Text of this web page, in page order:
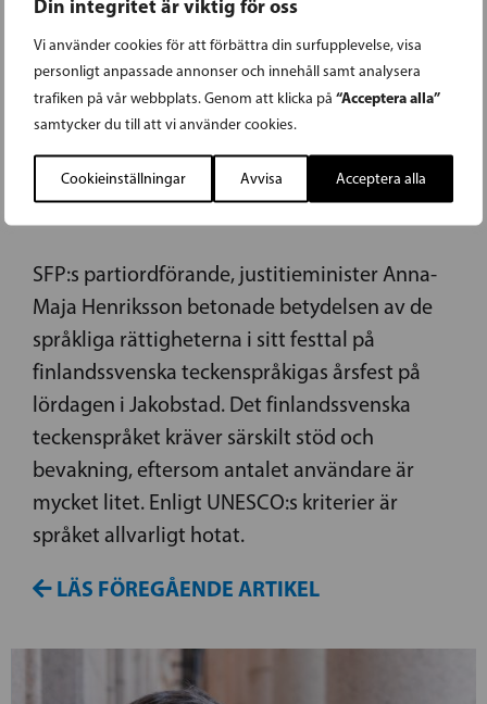
Din integritet är viktig för oss
Vi använder cookies för att förbättra din surfupplevelse, visa
personligt anpassade annonser och innehåll samt analysera
trafiken på vår webbplats. Genom att klicka på “Acceptera alla”
samtycker du till att vi använder cookies.
Cookieinställningar Avvisa Acceptera alla
09.11.2019
HENRIKSSON: DET FINLANDSSVENSKA
TECKENSPRÅKET BEHÖVER SÄRSKILT
STÖD
SFP:s partiordförande, justitieminister Anna-
Maja Henriksson betonade betydelsen av de
språkliga rättigheterna i sitt festtal på
finlandssvenska teckenspråkigas årsfest på
lördagen i Jakobstad. Det finlandssvenska
teckenspråket kräver särskilt stöd och
bevakning, eftersom antalet användare är
mycket litet. Enligt UNESCO:s kriterier är
språket allvarligt hotat.
LÄS FÖREGÅENDE ARTIKEL